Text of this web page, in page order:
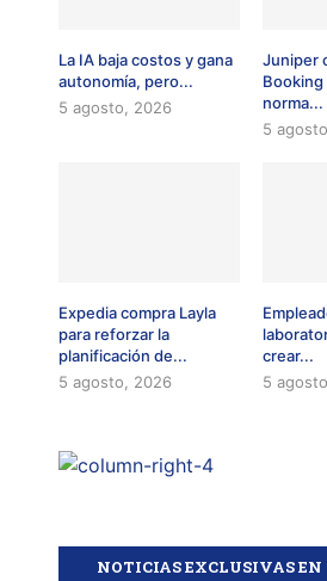
La IA baja costos y gana
autonomía, pero...
5 agosto, 2026
Juniper
Booking
norma...
5
Expedia compra Layla
para reforzar la
planificación de...
5 agosto, 2026
crear...
5
NOTICIAS EXCLUSIVAS